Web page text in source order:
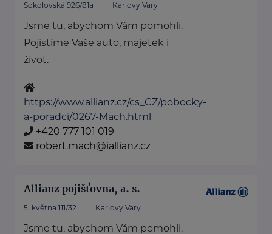
Sokolovská 926/81a Karlovy Vary
Jsme tu, abychom Vám pomohli.
Pojistíme Vaše auto, majetek i
život.
https://www.allianz.cz/cs_CZ/pobocky-
a-poradci/0267-Mach.html
+420 777 101 019
robert.mach@iallianz.cz
Allianz pojišťovna, a. s.
5. května 111/32 Karlovy Vary
Jsme tu, abychom Vám pomohli.